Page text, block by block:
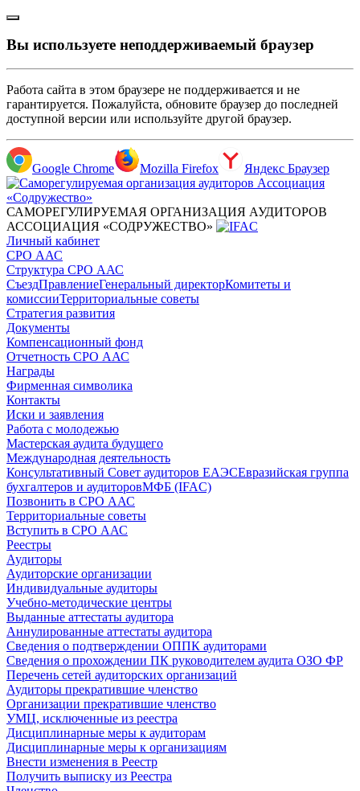
Вы используете неподдерживаемый браузер
Работа сайта в этом браузере не поддерживается и не
гарантируется. Пожалуйста, обновите браузер до последней
доступной версии или используйте другой браузер.
Google Chrome Mozilla Firefox Яндекс Браузер
САМОРЕГУЛИРУЕМАЯ ОРГАНИЗАЦИЯ АУДИТОРОВ
АССОЦИАЦИЯ «СОДРУЖЕСТВО»
Личный кабинет
СРО ААС
Структура СРО ААС
СъездПравлениеГенеральный директорКомитеты и
комиссииТерриториальные советы
Стратегия развития
Документы
Компенсационный фонд
Отчетность СРО ААС
Награды
Фирменная символика
Контакты
Иски и заявления
Работа с молодежью
Мастерская аудита будущего
Международная деятельность
Консультативный Совет аудиторов ЕАЭСЕвразийская группа
бухгалтеров и аудиторовМФБ (IFAC)
Позвонить в СРО ААС
Территориальные советы
Вступить в СРО ААС
Реестры
Аудиторы
Аудиторские организации
Индивидуальные аудиторы
Учебно-методические центры
Выданные аттестаты аудитора
Аннулированные аттестаты аудитора
Сведения о подтверждении ОППК аудиторами
Сведения о прохождении ПК руководителем аудита ОЗО ФР
Перечень сетей аудиторских организаций
Аудиторы прекратившие членство
Организации прекратившие членство
УМЦ, исключенные из реестра
Дисциплинарные меры к аудиторам
Дисциплинарные меры к организациям
Внести изменения в Реестр
Получить выписку из Реестра